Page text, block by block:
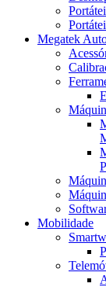
Megatek
Mobilidade